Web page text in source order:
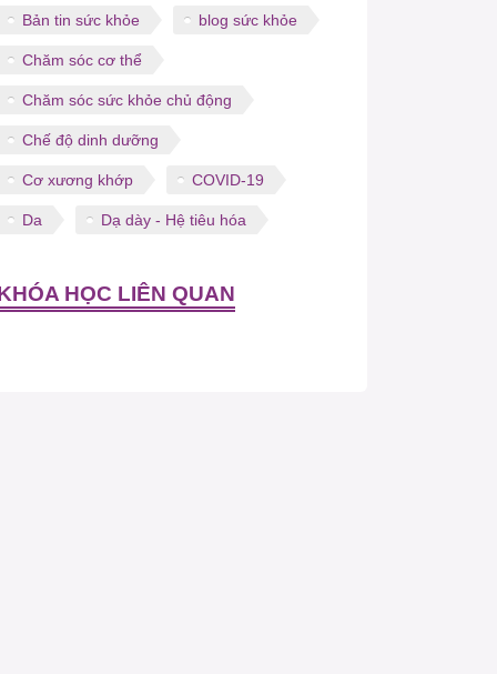
Bản tin sức khỏe blog sức khỏe
Chăm sóc cơ thể
Chăm sóc sức khỏe chủ động
Chế độ dinh dưỡng
Cơ xương khớp COVID-19
Da Dạ dày - Hệ tiêu hóa
HỌC LIÊN QUAN